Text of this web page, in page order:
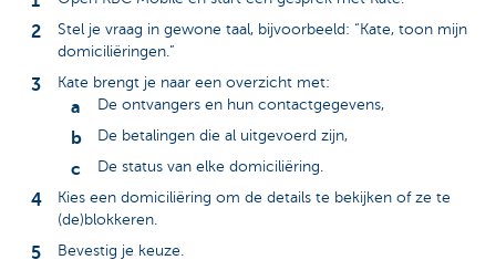
Stel je vraag in gewone taal, bijvoorbeeld: “Kate, toon mijn
domiciliëringen.”
Kate brengt je naar een overzicht met:
De ontvangers en hun contactgegevens,
De betalingen die al uitgevoerd zijn,
De status van elke domiciliëring.
Kies een domiciliëring om de details te bekijken of ze te
(de)blokkeren.
Bevestig je keuze.